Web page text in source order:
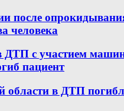
после
человека
ДТП с участием
пациент
области в ДТП